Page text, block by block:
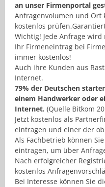
an unser Firmenportal
Anfragenvolumen und Ort
kostenlos
Wichtig! Jede Anfrage
Ihr Firmeneintrag bei
immer kostenlos!
Auch ihre Kunden aus
Internet.
79% der Deutschen
einem Handwerker oder
Internet. (Quelle Bitkom
Jetzt kostenlos als
eintragen und einer der
Als Fachbetrieb können
eintragen, um über
Nach erfolgreicher
kostenlos
Bei Interesse können Sie